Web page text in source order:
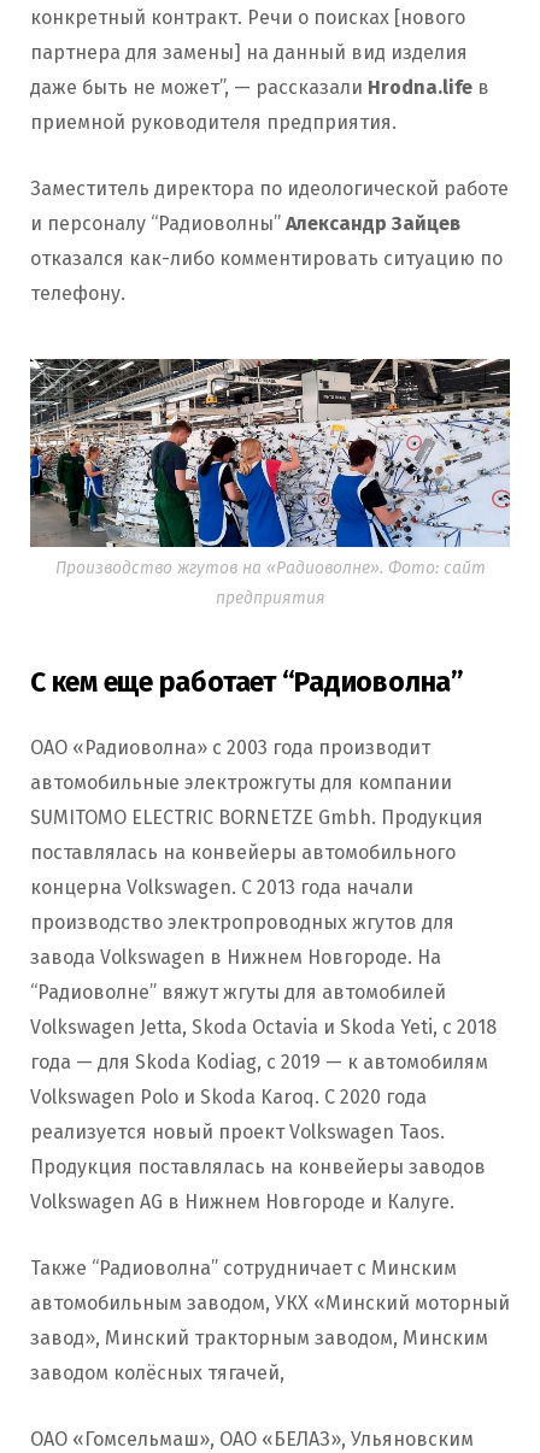
конкретный контракт. Речи о поисках [нового
партнера для замены] на данный вид изделия
даже быть не может”, — рассказали Hrodna.life в
приемной руководителя предприятия.
Заместитель директора по идеологической работе
и персоналу “Радиоволны” Александр Зайцев
отказался как-либо комментировать ситуацию по
телефону.
Производство жгутов на «Радиоволне». Фото: сайт
предприятия
С кем еще работает “Радиоволна”
ОАО «Радиоволна» с 2003 года производит
автомобильные электрожгуты для компании
SUMITOMO ELECTRIC BORNETZE Gmbh. Продукция
поставлялась на конвейеры автомобильного
концерна Volkswagen. С 2013 года начали
производство электропроводных жгутов для
завода Volkswagen в Нижнем Новгороде. На
“Радиоволне” вяжут жгуты для автомобилей
Volkswagen Jetta, Skoda Octavia и Skoda Yeti, с 2018
года — для Skoda Kodiag, с 2019 — к автомобилям
Volkswagen Polo и Skoda Karoq. C 2020 года
реализуется новый проект Volkswagen Taos.
Продукция поставлялась на конвейеры заводов
Volkswagen AG в Нижнем Новгороде и Калуге.
Также “Радиоволна” сотрудничает с Минским
автомобильным заводом, УКХ «Минский моторный
завод», Минский тракторным заводом, Минским
заводом колёсных тягачей,
ОАО «Гомсельмаш», ОАО «БЕЛАЗ», Ульяновским